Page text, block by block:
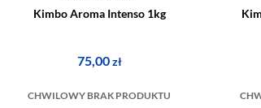
Kimbo Aroma Intenso 1kg
75,00zł
CHWILOWY BRAK PRODUKTU